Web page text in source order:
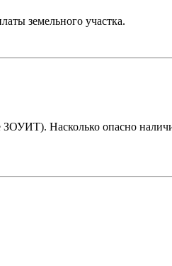
земельного участка.
Насколько опасно